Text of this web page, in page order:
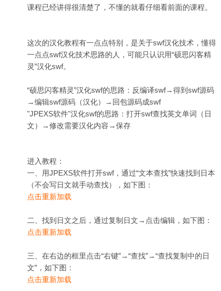
课程已经讲得很清楚了，不懂的就看仔细看前面的课程。
这次的汉化教程有一点点特别，是关于swf汉化技术，懂得
一点点swf汉化技术思路的人，可能只认识用“硕思闪客精
灵”汉化swf。
“硕思闪客精灵”汉化swf的思路：反编译swf→得到swf源码
→编辑swf源码（汉化）→回包源码成swf
"JPEXS软件"汉化swf的思路：打开swf查找英文单词（日
文）→修改需要汉化内容→保存
进入教程：
一、用JPEXS软件打开swf，通过“文本查找”快速找到日本
（不会写日文就手动查找），如下图：
点击重新加载
二、找到日文之后，通过复制日文→点击编辑，如下图：
点击重新加载
三、在右边的框里点击“右键”→“查找”→“查找复制中的日
文”，如下图：
点击重新加载